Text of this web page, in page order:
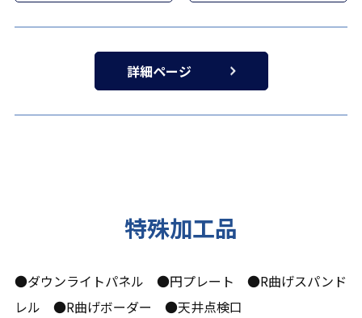
詳細ページ
特殊加工品
●ダウンライトパネル ●円プレート ●R曲げスパンド
レル ●R曲げボーダー ●天井点検口